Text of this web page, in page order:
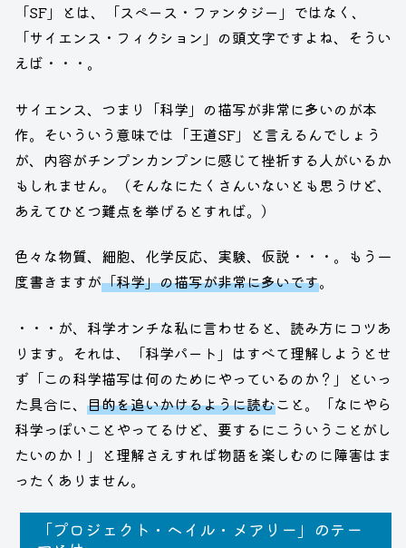
「SF」とは、「スペース・ファンタジー」ではなく、
「サイエンス・フィクション」の頭文字ですよね、そうい
えば・・・。
サイエンス、つまり「科学」の描写が非常に多いのが本
作。そいういう意味では「王道SF」と言えるんでしょう
が、内容がチンプンカンプンに感じて挫折する人がいるか
もしれません。（そんなにたくさんいないとも思うけど、
あえてひとつ難点を挙げるとすれば。）
色々な物質、細胞、化学反応、実験、仮説・・・。もう一
度書きますが「科学」の描写が非常に多いです。
・・・が、科学オンチな私に言わせると、読み方にコツあ
ります。それは、「科学パート」はすべて理解しようとせ
ず「この科学描写は何のためにやっているのか？」といっ
た具合に、 目的を追いかけるように読むこと。「なにやら
科学っぽいことやってるけど、要するにこういうことがし
たいのか！」と理解さえすれば物語を楽しむのに障害はま
ったくありません。
「プロジェクト・ヘイル・メアリー」のテー